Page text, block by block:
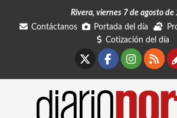
Rivera, viernes 7 de agosto de
Contáctanos
Portada del día
Cotización del día
Facebook
RSS